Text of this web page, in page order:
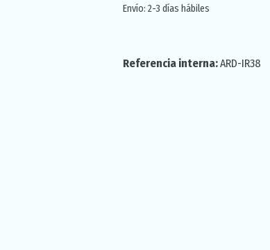
Envío: 2-3 días hábiles
Referencia interna:ARD-IR38